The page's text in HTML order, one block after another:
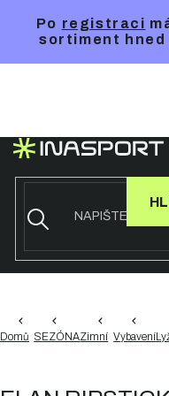
Po registraci
sortiment hned
Domů SEZÓNAZimní Vybavení